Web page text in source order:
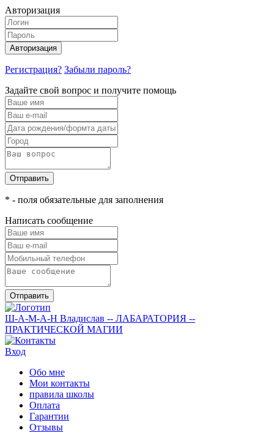
Авторизация
Авторизация
Регистрация? Забыли пароль?
Задайте свой вопрос и получите помощь
Отправить
* - поля обязательные для заполнения
Написать сообщение
Отправить
Ш-А-М-А-Н Владислав -- ЛАБАРАТОРИЯ --
ПРАКТИЧЕСКОЙ МАГИИ
Вход
Обо мне
Мои контакты
правила школы
Оплата
Гарантии
Отзывы